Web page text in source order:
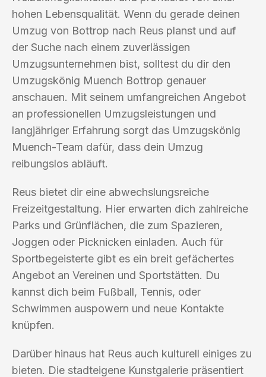
hohen Lebensqualität. Wenn du gerade deinen
Umzug von Bottrop nach Reus planst und auf
der Suche nach einem zuverlässigen
Umzugsunternehmen bist, solltest du dir den
Umzugskönig Muench Bottrop genauer
anschauen. Mit seinem umfangreichen Angebot
an professionellen Umzugsleistungen und
langjähriger Erfahrung sorgt das Umzugskönig
Muench-Team dafür, dass dein Umzug
reibungslos abläuft.
Reus bietet dir eine abwechslungsreiche
Freizeitgestaltung. Hier erwarten dich zahlreiche
Parks und Grünflächen, die zum Spazieren,
Joggen oder Picknicken einladen. Auch für
Sportbegeisterte gibt es ein breit gefächertes
Angebot an Vereinen und Sportstätten. Du
kannst dich beim Fußball, Tennis, oder
Schwimmen auspowern und neue Kontakte
knüpfen.
Darüber hinaus hat Reus auch kulturell einiges zu
bieten. Die stadteigene Kunstgalerie präsentiert